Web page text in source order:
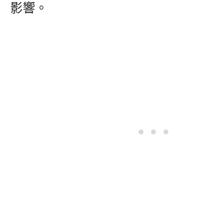
影響。